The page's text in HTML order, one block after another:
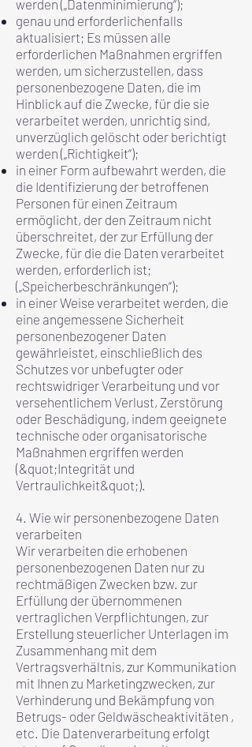
werden („Datenminimierung“);
genau und erforderlichenfalls
aktualisiert; Es müssen alle
erforderlichen Maßnahmen ergriffen
werden, um sicherzustellen, dass
personenbezogene Daten, die im
Hinblick auf die Zwecke, für die sie
verarbeitet werden, unrichtig sind,
unverzüglich gelöscht oder berichtigt
werden („Richtigkeit“);
in einer Form aufbewahrt werden, die
die Identifizierung der betroffenen
Personen für einen Zeitraum
ermöglicht, der den Zeitraum nicht
überschreitet, der zur Erfüllung der
Zwecke, für die die Daten verarbeitet
werden, erforderlich ist;
(„Speicherbeschränkungen“);
in einer Weise verarbeitet werden, die
eine angemessene Sicherheit
personenbezogener Daten
gewährleistet, einschließlich des
Schutzes vor unbefugter oder
rechtswidriger Verarbeitung und vor
versehentlichem Verlust, Zerstörung
oder Beschädigung, indem geeignete
technische oder organisatorische
Maßnahmen ergriffen werden
(&quot;Integrität und
Vertraulichkeit&quot;).
4. Wie wir personenbezogene Daten
verarbeiten
Wir verarbeiten die erhobenen
personenbezogenen Daten nur zu
rechtmäßigen Zwecken bzw. zur
Erfüllung der übernommenen
vertraglichen Verpflichtungen, zur
Erstellung steuerlicher Unterlagen im
Zusammenhang mit dem
Vertragsverhältnis, zur Kommunikation
mit Ihnen zu Marketingzwecken, zur
Verhinderung und Bekämpfung von
Betrugs- oder Geldwäscheaktivitäten ,
etc. Die Datenverarbeitung erfolgt